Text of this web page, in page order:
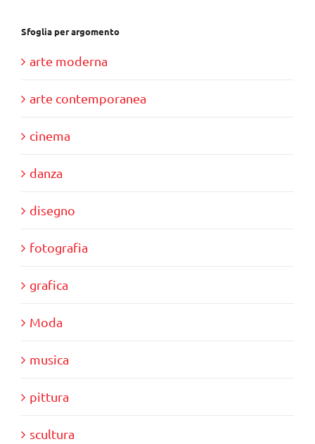
Sfoglia per argomento
arte moderna
arte contemporanea
cinema
danza
disegno
fotografia
grafica
Moda
musica
pittura
scultura